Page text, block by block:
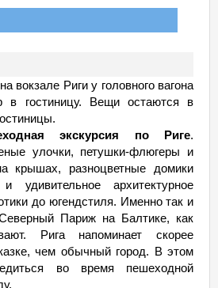
вокзале Риги у головного вагона
в гостиницу. Вещи остаются в
экскурсия по Риге.
улочки, петушки-флюгеры и
крышах, разноцветные домики
удивительное архитектурное
до югендстиля. Именно так и
Париж на Балтике, как
Рига напоминает скорее
чем обычный город. В этом
во время пешеходной